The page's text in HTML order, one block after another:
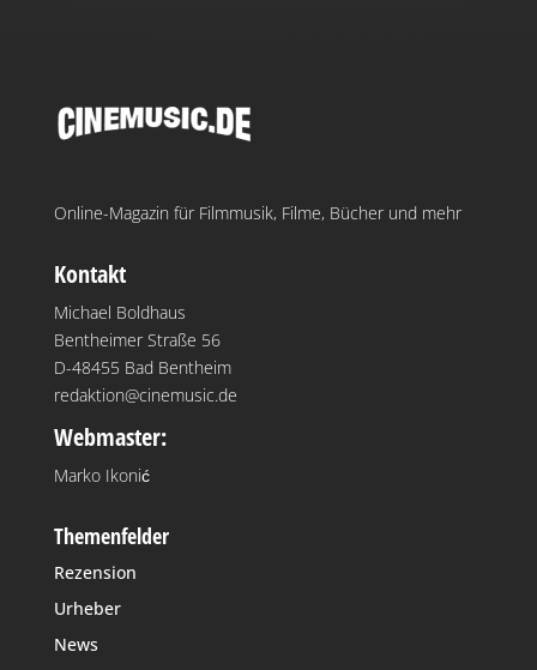
Online-Magazin für Filmmusik, Filme, Bücher und mehr
Kontakt
Michael Boldhaus
Bentheimer Straße 56
D-48455 Bad Bentheim
redaktion@cinemusic.de
Webmaster:
Marko Ikonić
Themenfelder
Rezension
Urheber
News